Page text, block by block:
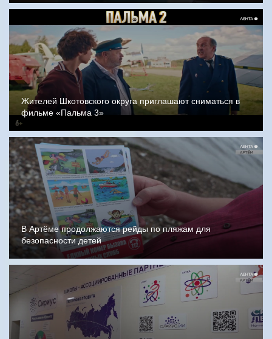
Жителей Шкотовского округа приглашают сниматься в
фильме «Пальма 3»
В Артёме продолжаются рейды по пляжам для
безопасности детей